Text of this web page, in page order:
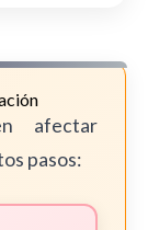
afectar
pasos: